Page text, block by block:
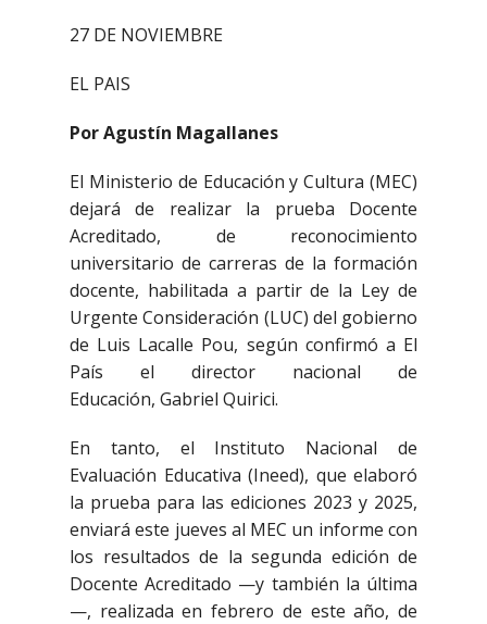
27 DE NOVIEMBRE
EL PAIS
Por Agustín Magallanes
El Ministerio de Educación y Cultura (MEC)
dejará de realizar la prueba Docente
Acreditado, de reconocimiento
universitario de carreras de la formación
docente, habilitada a partir de la Ley de
Urgente Consideración (LUC) del gobierno
de Luis Lacalle Pou, según confirmó a El
País el director nacional de
Educación, Gabriel Quirici.
En tanto, el Instituto Nacional de
Evaluación Educativa (Ineed), que elaboró
la prueba para las ediciones 2023 y 2025,
enviará este jueves al MEC un informe con
los resultados de la segunda edición de
Docente Acreditado —y también la última
—, realizada en febrero de este año, de